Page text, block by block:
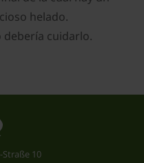
helado.
debería cuidarlo.
10